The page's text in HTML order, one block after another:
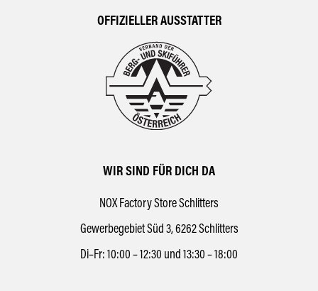
WIR SIND FÜR DICH DA
NOX Factory Store Schlitters
Gewerbegebiet Süd 3, 6262 Schlitters
Di–Fr: 10:00 – 12:30 und 13:30 – 18:00
OFFIZIELLER AUSSTATTER